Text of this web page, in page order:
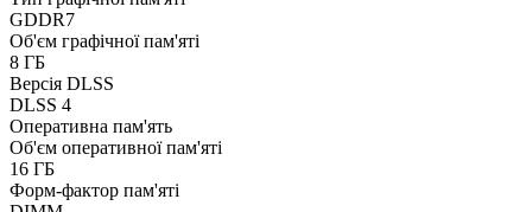
GDDR7
Об'єм графічної пам'яті
8 ГБ
Версія DLSS
DLSS 4
Оперативна пам'ять
Об'єм оперативної пам'яті
16 ГБ
Форм-фактор пам'яті